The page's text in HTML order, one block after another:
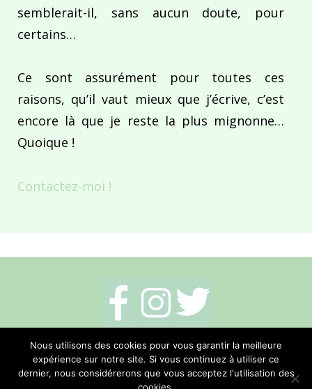
semblerait-il, sans aucun doute, pour
certains…
Ce sont assurément pour toutes ces
raisons, qu’il vaut mieux que j’écrive, c’est
encore là que je reste la plus mignonne…
Quoique !
Contactez-moi !
Mentions légales- Politique de cookies-
Me contacter
Nous utilisons des cookies pour vous garantir la meilleure
expérience sur notre site. Si vous continuez à utiliser ce
dernier, nous considérerons que vous acceptez l'utilisation des